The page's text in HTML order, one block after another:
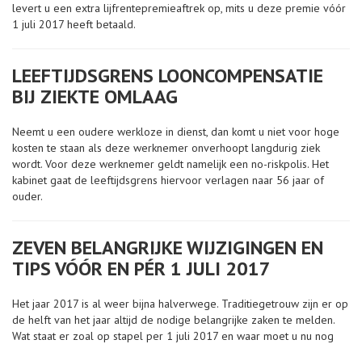
levert u een extra lijfrentepremieaftrek op, mits u deze premie vóór
1 juli 2017 heeft betaald.
LEEFTIJDSGRENS LOONCOMPENSATIE
BIJ ZIEKTE OMLAAG
Neemt u een oudere werkloze in dienst, dan komt u niet voor hoge
kosten te staan als deze werknemer onverhoopt langdurig ziek
wordt. Voor deze werknemer geldt namelijk een no-riskpolis. Het
kabinet gaat de leeftijdsgrens hiervoor verlagen naar 56 jaar of
ouder.
ZEVEN BELANGRIJKE WIJZIGINGEN EN
TIPS VÓÓR EN PÉR 1 JULI 2017
Het jaar 2017 is al weer bijna halverwege. Traditiegetrouw zijn er op
de helft van het jaar altijd de nodige belangrijke zaken te melden.
Wat staat er zoal op stapel per 1 juli 2017 en waar moet u nu nog